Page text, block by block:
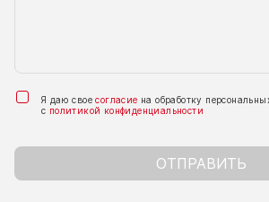
Я даю своесогласие на обработку
с политикой конфиденциальности
ОТПРАВИТЬ